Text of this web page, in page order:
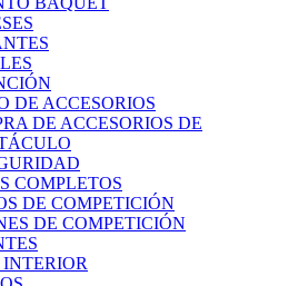
DE ACCESORIOS
DE ACCESORIOS DE
COMPLETOS
DE COMPETICIÓN
DE COMPETICIÓN
INTERIOR